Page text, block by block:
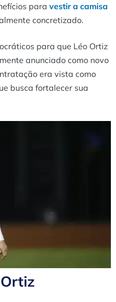
para vestir a camisa
concretizado.
para que Léo Ortiz
anunciado como novo
era vista como
busca fortalecer sua